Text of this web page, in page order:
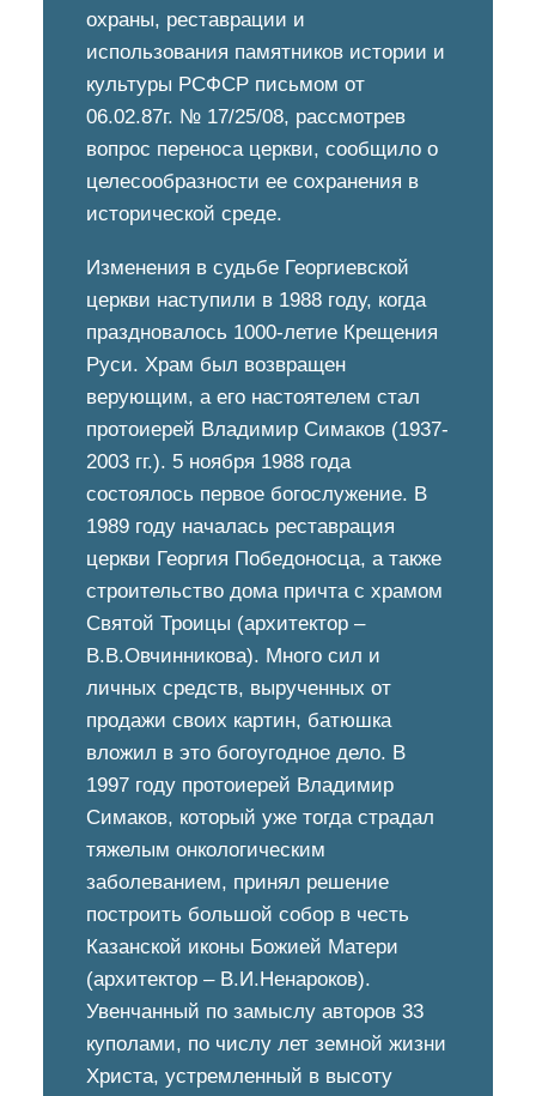
охраны, реставрации и
использования памятников истории и
культуры РСФСР письмом от
06.02.87г. № 17/25/08, рассмотрев
вопрос переноса церкви, сообщило о
целесообразности ее сохранения в
исторической среде.
Изменения в судьбе Георгиевской
церкви наступили в 1988 году, когда
праздновалось 1000-летие Крещения
Руси. Храм был возвращен
верующим, а его настоятелем стал
протоиерей Владимир Симаков (1937-
2003 гг.). 5 ноября 1988 года
состоялось первое богослужение. В
1989 году началась реставрация
церкви Георгия Победоносца, а также
строительство дома причта с храмом
Святой Троицы (архитектор –
В.В.Овчинникова). Много сил и
личных средств, вырученных от
продажи своих картин, батюшка
вложил в это богоугодное дело. В
1997 году протоиерей Владимир
Симаков, который уже тогда страдал
тяжелым онкологическим
заболеванием, принял решение
построить большой собор в честь
Казанской иконы Божией Матери
(архитектор – В.И.Ненароков).
Увенчанный по замыслу авторов 33
куполами, по числу лет земной жизни
Христа, устремленный в высоту